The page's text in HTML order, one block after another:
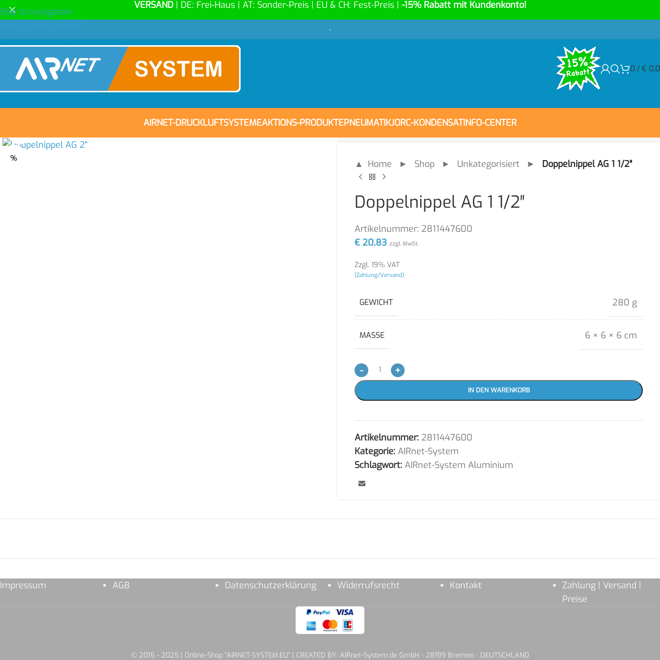
Skip to navigation
VERSAND | DE: Frei-Haus | AT: Sonder-Preis | EU & CH: Fest-Preis | -15% Rabatt mit Kundenkonto!
-
0 /€
AIRNET-DRUCKLUFTSYSTEMEAKTIONS-PRODUKTEPNEUMATIKJORC-KONDENSATINFO-CENTER
% ▲ Home ► Shop ► Unkategorisiert ► Doppelnippel AG 1 1/2″
Doppelnippel AG 1 1/2″
Artikelnummer: 2811447600
€ 20,83 zzgl. MwSt.
Zzgl. 19% VAT
(Zahlung/Versand)
GEWICHT 280 g
MASSE 6 × 6 × 6 cm
- +
IN DEN WARENKORB
Artikelnummer: 2811447600
Kategorie: AIRnet-System
Schlagwort: AIRnet-System Aluminium
Impressum AGB Datenschutzerklärung Widerrufsrecht Kontakt
Zahlung | Versand |
Preise
© 2015 - 2025 | Online-Shop "AIRNET-SYSTEM.EU" | CREATED BY: AIRnet-System.de GmbH • 28199 Bremen • DEUTSCHLAND